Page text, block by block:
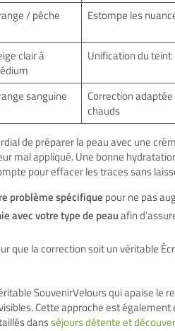
/ pêche Estompe les
clair à
Unification du teint
sanguine
Correction
chauds
de préparer la peau avec une
mal appliqué. Une bonne
pour effacer les traces sans
problème spécifique pour ne pas
avec votre type de peauafin
que la correction soit un véritable
SouvenirVelours qui apaise le
Cette approche est
dansséjours détente et